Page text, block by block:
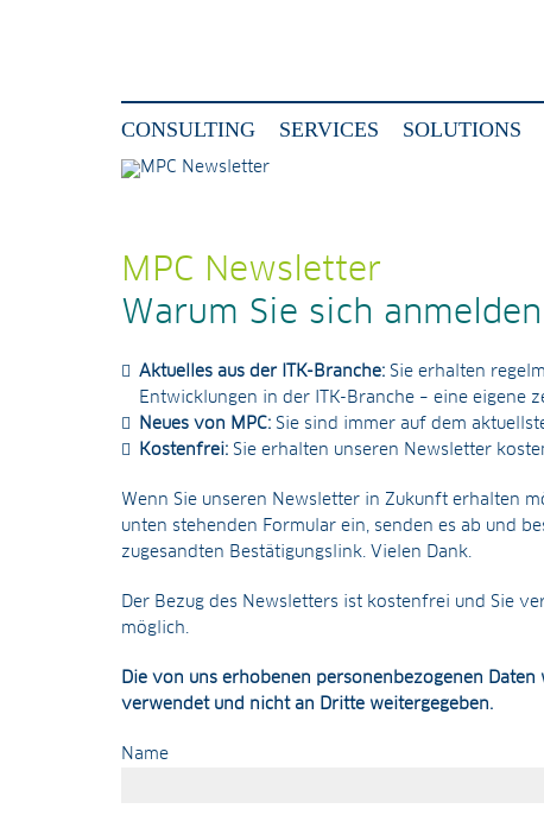
CONSULTING SERVICES SOLUTIONS
MPC Newsletter
Warum Sie sich
Aktuelles aus der ITK-Branche: Sie erhalten
Entwicklungen in der ITK-Branche – eine eigene
Neues von MPC: Sie sind immer auf dem
Kostenfrei: Sie erhalten unseren Newsletter
Wenn Sie unseren Newsletter in Zukunft erhalten
unten stehenden Formular ein, senden es ab und
zugesandten Bestätigungslink. Vielen Dank.
Der Bezug des Newsletters ist kostenfrei und Sie
möglich.
Die von uns erhobenen personenbezogenen
verwendet und nicht an Dritte weitergegeben.
Name